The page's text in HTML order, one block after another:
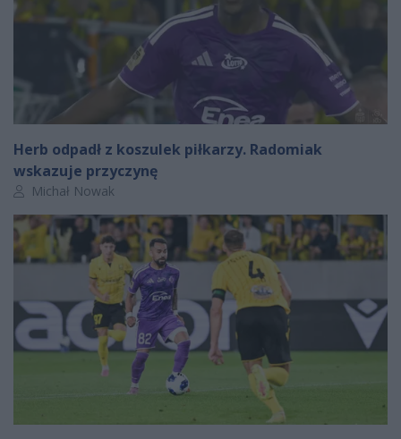
Herb odpadł z koszulek piłkarzy. Radomiak
wskazuje przyczynę
Autor artykułu:
Michał Nowak